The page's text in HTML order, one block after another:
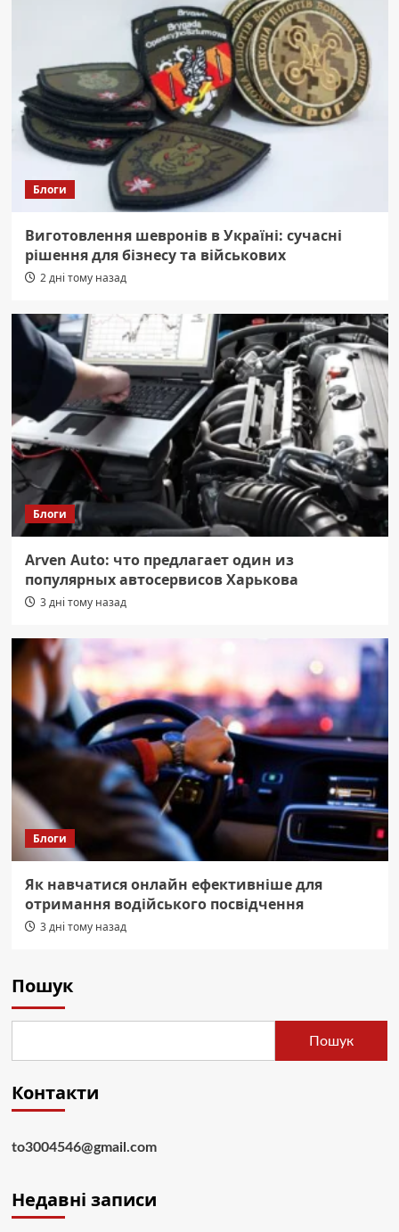
Блоги
Виготовлення шевронів в Україні: сучасні
рішення для бізнесу та військових
2 дні тому назад
Блоги
Arven Auto: что предлагает один из
популярных автосервисов Харькова
3 дні тому назад
Блоги
Як навчатися онлайн ефективніше для
отримання водійського посвідчення
3 дні тому назад
Пошук
Пошук
Контакти
to3004546@gmail.com
Недавні записи